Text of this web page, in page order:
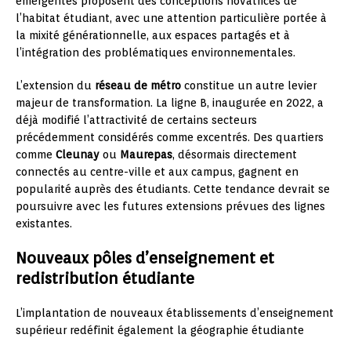
l’habitat étudiant, avec une attention particulière portée à
la mixité générationnelle, aux espaces partagés et à
l’intégration des problématiques environnementales.
L’extension du réseau de métro constitue un autre levier
majeur de transformation. La ligne B, inaugurée en 2022, a
déjà modifié l’attractivité de certains secteurs
précédemment considérés comme excentrés. Des quartiers
comme Cleunay ou Maurepas, désormais directement
connectés au centre-ville et aux campus, gagnent en
popularité auprès des étudiants. Cette tendance devrait se
poursuivre avec les futures extensions prévues des lignes
existantes.
Nouveaux pôles d’enseignement et
redistribution étudiante
L’implantation de nouveaux établissements d’enseignement
supérieur redéfinit également la géographie étudiante